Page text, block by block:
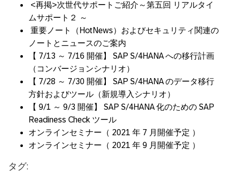
<再掲>次世代サポートご紹介～第五回 リアルタイ
ムサポート２ ～
重要ノート（HotNews）およびセキュリティ関連の
ノートとニュースのご案内
【 7/13 ～ 7/16 開催】 SAP S/4HANA への移行計画
（コンバージョンシナリオ）
【 7/28 ～ 7/30 開催】 SAP S/4HANA のデータ移行
方針およびツール（新規導入シナリオ）
【 9/1 ～ 9/3 開催】 SAP S/4HANA 化のための SAP
Readiness Check ツール
オンラインセミナー（ 2021 年 7 月開催予定 ）
オンラインセミナー（ 2021 年 9 月開催予定 ）
タグ: